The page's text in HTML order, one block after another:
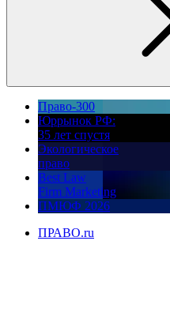
Право-300
Юррынок РФ:
35 лет спустя
Экологическое
право
Best Law
Firm Marketing
ПМЮФ 2026
ПРАВО.ru